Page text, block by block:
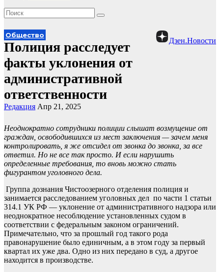
Дзен.Новости
Общество
Полиция расследует
факты уклонения от
административной
ответственности
Редакция Апр 21, 2025
Неоднократно сотрудники полиции слышат возмущение от
граждан, освободившихся из мест заключения — зачем меня
контролировать, я же отсидел от звонка до звонка, за все
ответил. Но не все так просто. И если нарушить
определенные требования, то вновь можно стать
фигурантом уголовного дела.
Группа дознания Чистоозерного отделения полиция и
занимается расследованием уголовных дел по части 1 статьи
314.1 УК РФ — уклонение от административного надзора или
неоднократное несоблюдение установленных судом в
соответствии с федеральным законом ограничений.
Примечательно, что за прошлый год такого рода
правонарушение было единичным, а в этом году за первый
квартал их уже два. Одно из них передано в суд, а другое
находится в производстве.